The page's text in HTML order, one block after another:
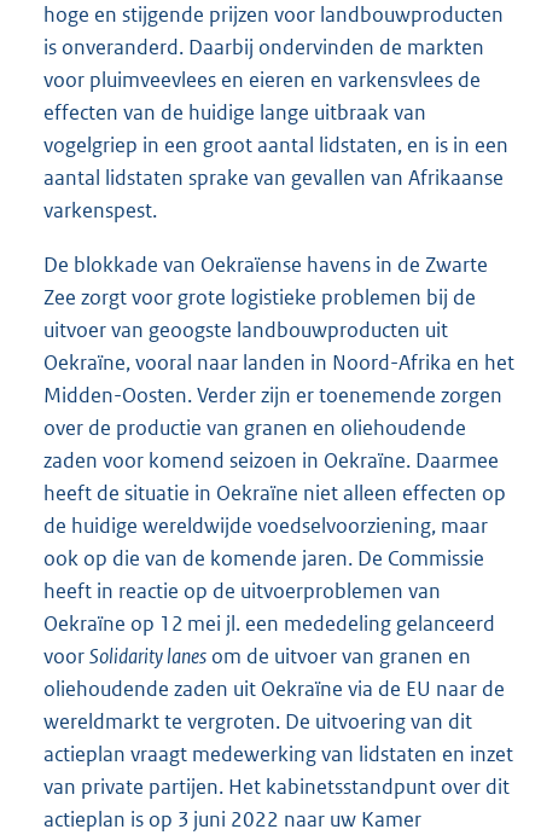
hoge en stijgende prijzen voor landbouwproducten
is onveranderd. Daarbij ondervinden de markten
voor pluimveevlees en eieren en varkensvlees de
effecten van de huidige lange uitbraak van
vogelgriep in een groot aantal lidstaten, en is in een
aantal lidstaten sprake van gevallen van Afrikaanse
varkenspest.
De blokkade van Oekraïense havens in de Zwarte
Zee zorgt voor grote logistieke problemen bij de
uitvoer van geoogste landbouwproducten uit
Oekraïne, vooral naar landen in Noord-Afrika en het
Midden-Oosten. Verder zijn er toenemende zorgen
over de productie van granen en oliehoudende
zaden voor komend seizoen in Oekraïne. Daarmee
heeft de situatie in Oekraïne niet alleen effecten op
de huidige wereldwijde voedselvoorziening, maar
ook op die van de komende jaren. De Commissie
heeft in reactie op de uitvoerproblemen van
Oekraïne op 12 mei jl. een mededeling gelanceerd
voorSolidarity lanes om de uitvoer van granen en
oliehoudende zaden uit Oekraïne via de EU naar de
wereldmarkt te vergroten. De uitvoering van dit
actieplan vraagt medewerking van lidstaten en inzet
van private partijen. Het kabinetsstandpunt over dit
actieplan is op 3 juni 2022 naar uw Kamer